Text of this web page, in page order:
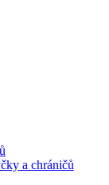
a chráničů